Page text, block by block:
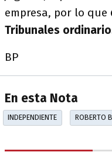
empresa, por lo que
Tribunales
BP
En esta Nota
INDEPENDIENTE ROBERTO